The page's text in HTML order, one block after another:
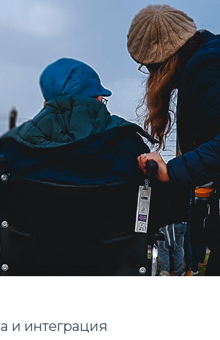
и интеграция